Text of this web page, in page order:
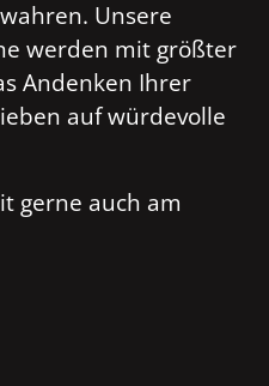
Unsere
werden mit größter
Andenken Ihrer
auf würdevolle
gerne auch am